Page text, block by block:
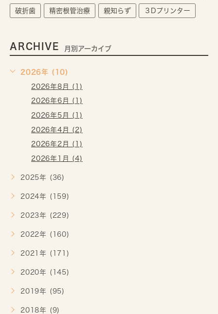
破折歯 精密根管治療 親知らず ３Dプリンター
ARCHIVE 月別アーカイブ
2026年 (10)
2026年8月 (1)
2026年6月 (1)
2026年5月 (1)
2026年4月 (2)
2026年2月 (1)
2026年1月 (4)
2025年 (36)
2024年 (159)
2023年 (229)
2022年 (160)
2021年 (171)
2020年 (145)
2019年 (95)
2018年 (9)